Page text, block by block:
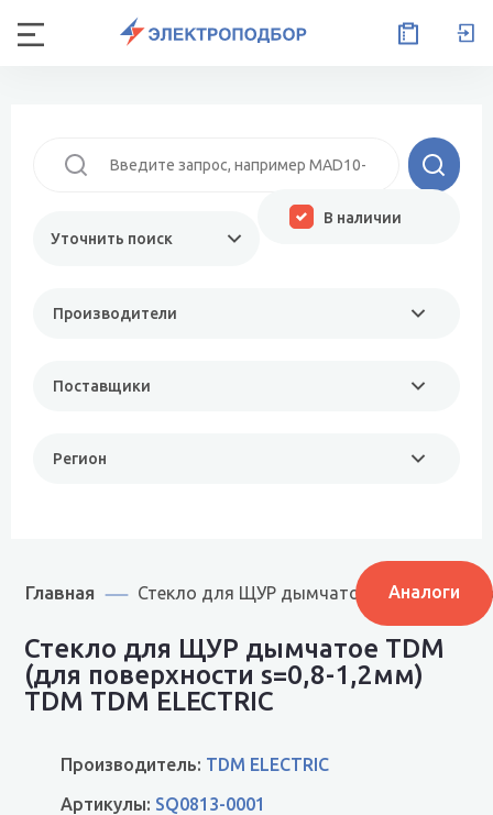
Уточнить поиск
Производители
Поставщики
Регион
В наличии
Главная Стекло для ЩУР дымчатое TDM (для
Аналоги
Стекло для ЩУР дымчатое TDM
(для поверхности s=0,8-1,2мм)
TDM TDM ELECTRIC
Производитель: TDM ELECTRIC
Артикулы: SQ0813-0001